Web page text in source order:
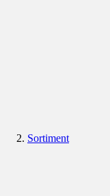
Sortiment